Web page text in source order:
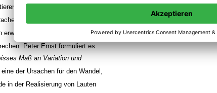
Sprachgeschichte darf
nicht unberücksichtigt
dass niemand
Peter Ernst formuliert es
Maß an Variation und
der Ursachen für den Wandel,
in der Realisierung von Lauten